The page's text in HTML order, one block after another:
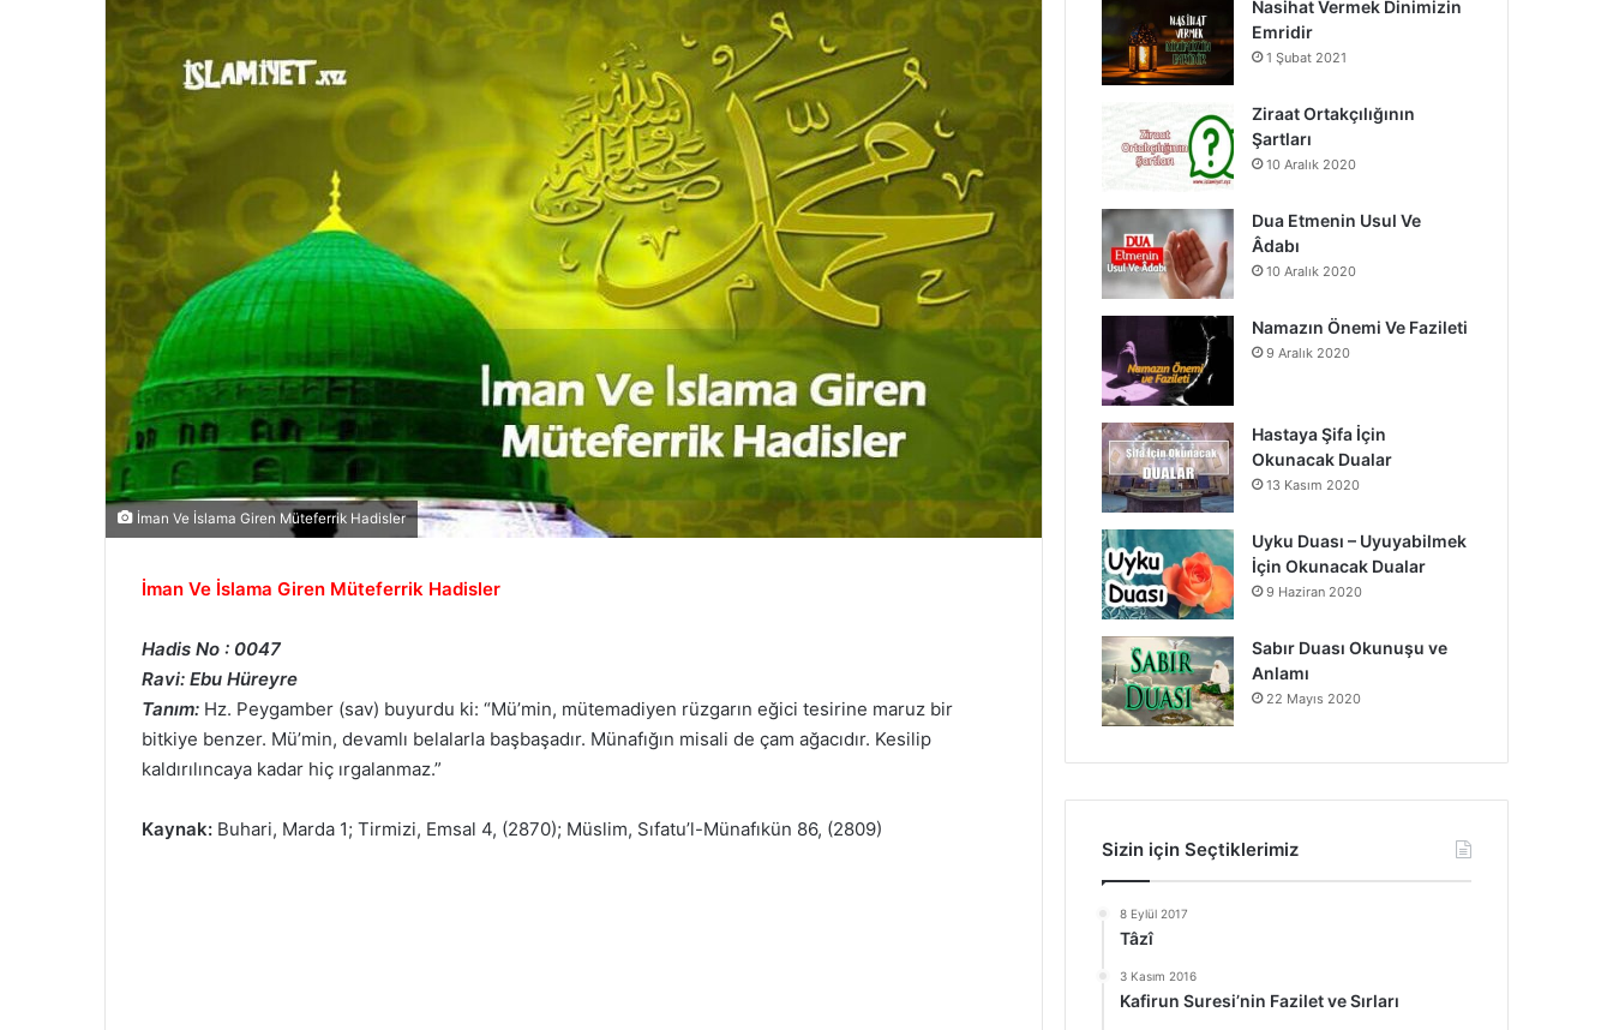
İman Ve İslama Giren Müteferrik Hadisler
İman Ve İslama Giren Müteferrik Hadisler
Hadis No : 0047
Ravi: Ebu Hüreyre
Tanım: Hz. Peygamber (sav) buyurdu ki: “Mü’min, mütemadiyen rüzgarın eğici tesirine maruz bir
bitkiye benzer. Mü’min, devamlı belalarla başbaşadır. Münafığın misali de çam ağacıdır. Kesilip
kaldırılıncaya kadar hiç ırgalanmaz.”
Kaynak: Buhari, Marda 1; Tirmizi, Emsal 4, (2870); Müslim, Sıfatu’l-Münafıkün 86, (2809)
o
o
k
b
g
a
Nasihat Vermek Dinimizin
Emridir
1 Şubat 2021
Ziraat Ortakçılığının
Şartları
10 Aralık 2020
Dua Etmenin Usul Ve
Âdabı
10 Aralık 2020
Namazın Önemi Ve Fazileti
9 Aralık 2020
Hastaya Şifa İçin
Okunacak Dualar
13 Kasım 2020
Uyku Duası – Uyuyabilmek
İçin Okunacak Dualar
9 Haziran 2020
Sabır Duası Okunuşu ve
Anlamı
22 Mayıs 2020
Sizin için Seçtiklerimiz
8 Eylül 2017
Tâzî
3 Kasım 2016
Kafirun Suresi’nin Fazilet ve Sırları